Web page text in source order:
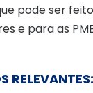
pode ser
e para as
RELEVANTES: